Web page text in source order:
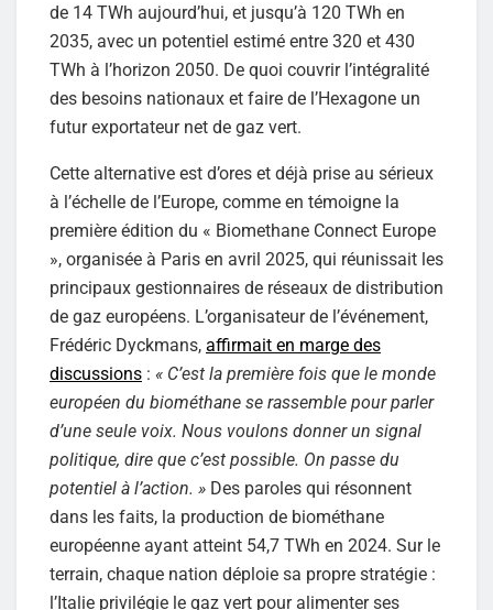
de 14 TWh aujourd’hui, et jusqu’à 120 TWh en
2035, avec un potentiel estimé entre 320 et 430
TWh à l’horizon 2050. De quoi couvrir l’intégralité
des besoins nationaux et faire de l’Hexagone un
futur exportateur net de gaz vert.
Cette alternative est d’ores et déjà prise au sérieux
à l’échelle de l’Europe, comme en témoigne la
première édition du « Biomethane Connect Europe
», organisée à Paris en avril 2025, qui réunissait les
principaux gestionnaires de réseaux de distribution
de gaz européens. L’organisateur de l’événement,
Frédéric Dyckmans, affirmait en marge des
discussions : « C’est la première fois que le monde
européen du biométhane se rassemble pour parler
d’une seule voix. Nous voulons donner un signal
politique, dire que c’est possible. On passe du
potentiel à l’action. » Des paroles qui résonnent
dans les faits, la production de biométhane
européenne ayant atteint 54,7 TWh en 2024. Sur le
terrain, chaque nation déploie sa propre stratégie :
l’Italie privilégie le gaz vert pour alimenter ses